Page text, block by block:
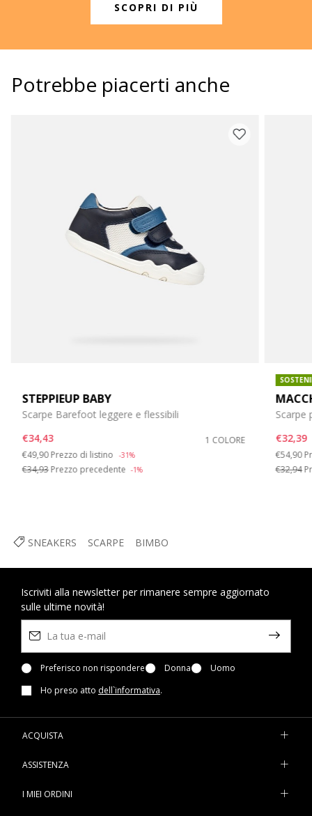
SNEAKERS SCARPE BIMBO
SCOPRI DI PIÙ
Potrebbe piacerti anche
STEPPIEUP BABY
Scarpe Barefoot leggere e flessibili
€34,43
1 COLORE
Price reduced from
€49,90to
Prezzo di listino -31%
€34,93Prezzo precedente -1%
Scarpe
€32,39
Price
€54,90 to
€32,94
Iscriviti alla newsletter per rimanere sempre aggiornato
sulle ultime novità!
Preferisco non rispondere Donna
Uomo
Ho preso atto dell`informativa.
ACQUISTA
ASSISTENZA
I MIEI ORDINI